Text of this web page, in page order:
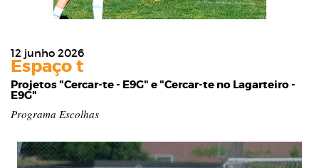
12 junho 2026
Espaço t
Projetos "Cercar-te - E9G" e "Cercar-te no Lagarteiro -
E9G"
Programa Escolhas